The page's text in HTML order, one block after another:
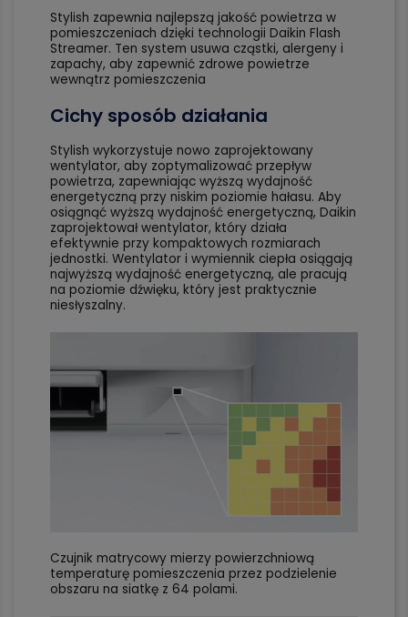
Stylish zapewnia najlepszą jakość powietrza w
pomieszczeniach dzięki technologii Daikin Flash
Streamer. Ten system usuwa cząstki, alergeny i
zapachy, aby zapewnić zdrowe powietrze
wewnątrz pomieszczenia
Cichy sposób działania
Stylish wykorzystuje nowo zaprojektowany
wentylator, aby zoptymalizować przepływ
powietrza, zapewniając wyższą wydajność
energetyczną przy niskim poziomie hałasu. Aby
osiągnąć wyższą wydajność energetyczną, Daikin
zaprojektował wentylator, który działa
efektywnie przy kompaktowych rozmiarach
jednostki. Wentylator i wymiennik ciepła osiągają
najwyższą wydajność energetyczną, ale pracują
na poziomie dźwięku, który jest praktycznie
niesłyszalny.
Czujnik matrycowy mierzy powierzchniową
temperaturę pomieszczenia przez podzielenie
obszaru na siatkę z 64 polami.